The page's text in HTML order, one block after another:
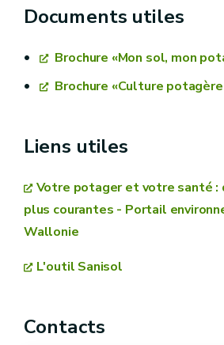
Documents utiles
Brochure «Mon sol, mon
Brochure «Culture
Liens utiles
Votre potager et votre santé :
plus courantes - Portail
Wallonie
L'outil Sanisol
Contacts